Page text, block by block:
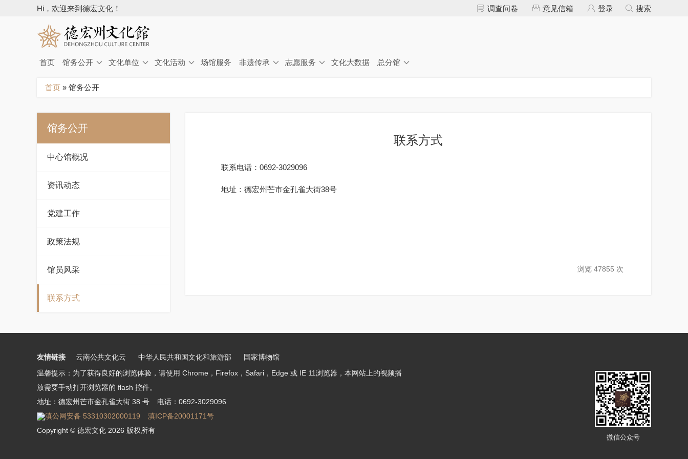
Hi，欢迎来到德宏文化！ 调查问卷 意见信箱 登录 搜索
首页 馆务公开 文化单位 文化活动 场馆服务 非遗传承 志愿服务 文化大数据 总分馆
你
里
首页 » 馆务公开
馆务公开
中心馆概况
资讯动态
党建工作
政策法规
馆员风采
联系方式
联系方式
联系电话：0692-3029096
地址：德宏州芒市金孔雀大街38号
浏览 47855 次
友情链接 云南公共文化云 中华人民共和国文化和旅游部
国家博物馆
温馨提示：为了获得良好的浏览体验，请使用 Chrome，Firefox，Safari，Edge 或 IE 11浏览器，本网站上的视频播
放需要手动打开浏览器的 flash 控件。
地址：德宏州芒市金孔雀大街 38 号
电话：0692-3029096
滇公网安备 53310302000119
滇ICP备20001171号
Copyright © 德宏文化 2026 版权所有
微信公众号